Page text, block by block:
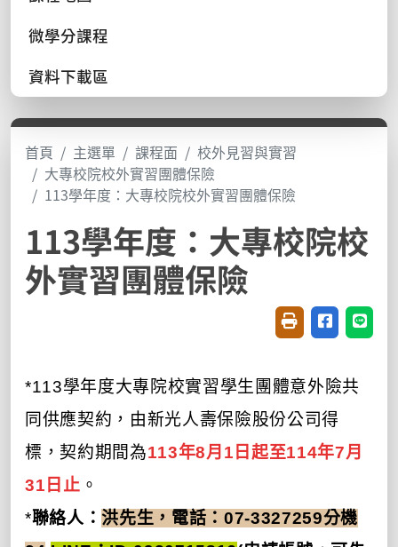
微學分課程
資料下載區
首頁 主選單 課程面
校外見習與實習
大專校院校外實習團體保險
113學年度：大專校院校外實習團體保險
113學年度：大專校院校
外實習團體保險
友善列印(開新視
分享至臉書
分享
*113學年度大專院校實習學生團體意外險共
同供應契約 ，由新光人壽保險股份公司得
標，契約期間為113年8月1日起至114年7月
31日止 。
*聯絡人：洪先生，電話：07-3327259分機